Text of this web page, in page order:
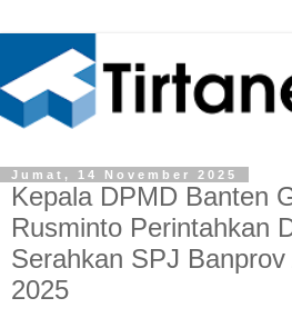
Jumat, 14 November 2025
Kepala DPMD Banten
Rusminto Perintahkan
Serahkan SPJ
2025